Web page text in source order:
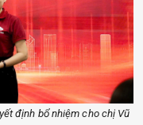
định bổ nhiệm cho chị Vũ